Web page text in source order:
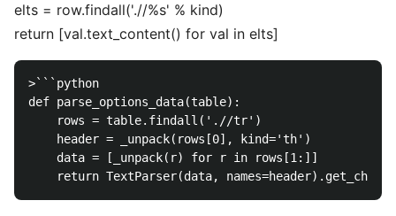
elts = row.findall('.//%s' % kind)
return [val.text_content() for val in elts]
>```python
def parse_options_data(table):
    rows = table.findall('.//tr')
    header = _unpack(rows[0], kind='th')
    data = [_unpack(r) for r in rows[1:]]